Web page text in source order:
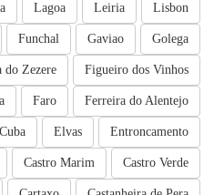
Lisbon
Leiria
Lagoa
Golega
Gaviao
Funchal
Figueiro dos Vinhos
do Zezere
Ferreira do Alentejo
Faro
Entroncamento
Elvas
Cuba
Castro Verde
Castro Marim